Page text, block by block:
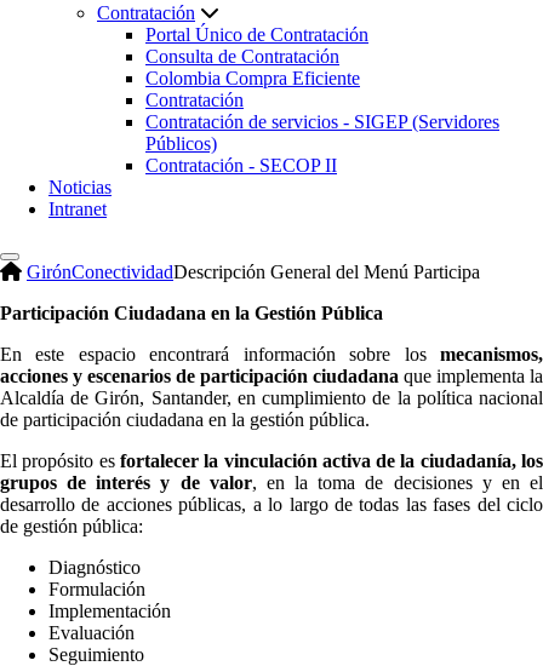
Contratación
Portal Único de Contratación
Consulta de Contratación
Colombia Compra Eficiente
Contratación
Contratación de servicios - SIGEP (Servidores
Públicos)
Contratación - SECOP II
Noticias
Intranet
GirónConectividadDescripción General del Menú Participa
Participación Ciudadana en la Gestión Pública
En este espacio encontrará información sobre los mecanismos,
acciones y escenarios de participación ciudadana que implementa la
Alcaldía de Girón, Santander, en cumplimiento de la política nacional
de participación ciudadana en la gestión pública.
El propósito es fortalecer la vinculación activa de la ciudadanía, los
grupos de interés y de valor, en la toma de decisiones y en el
desarrollo de acciones públicas, a lo largo de todas las fases del ciclo
de gestión pública:
Diagnóstico
Formulación
Implementación
Evaluación
Seguimiento